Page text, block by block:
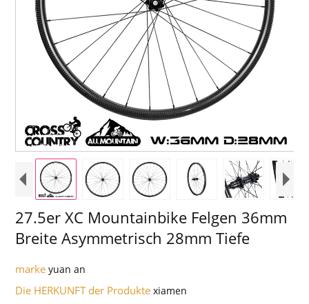
27.5er XC Mountainbike Felgen 36mm
Breite Asymmetrisch 28mm Tiefe
markeyuan an
Die HERKUNFT der Produktexiamen